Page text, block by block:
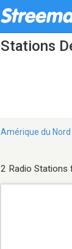
Stations
Amérique du Nord
2 Radio Stations